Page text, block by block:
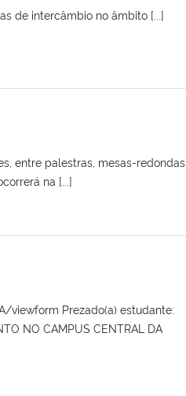
de intercâmbio no âmbito [...]
entre palestras, mesas-redondas
na [...]
viewform Prezado(a) estudante:
NO CAMPUS CENTRAL DA